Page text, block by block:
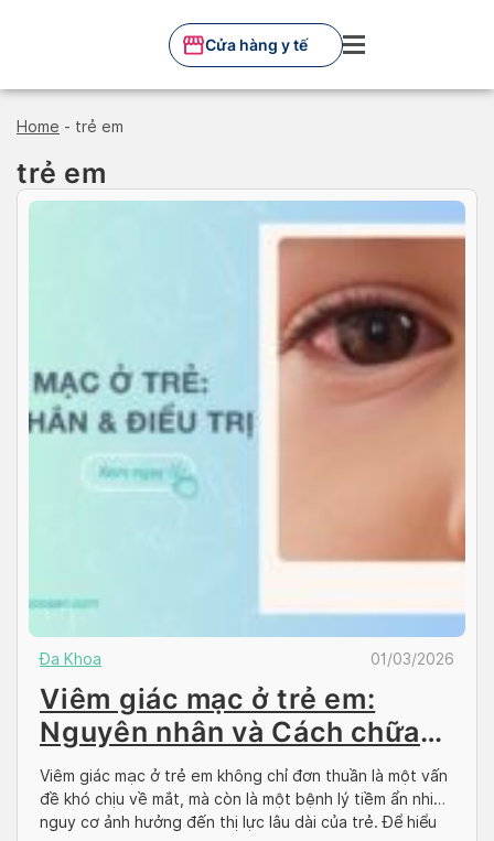
Cửa hàng y tế
Home - trẻ em
trẻ em
Đa Khoa 01/03/2026
Viêm giác mạc ở trẻ em:
Nguyên nhân và Cách chữa
trị
Viêm giác mạc ở trẻ em không chỉ đơn thuần là một vấn
đề khó chịu về mắt, mà còn là một bệnh lý tiềm ẩn nhiều
nguy cơ ảnh hưởng đến thị lực lâu dài của trẻ. Để hiểu